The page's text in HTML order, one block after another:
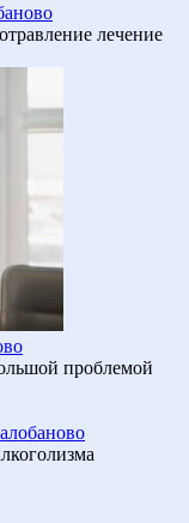
лечение
проблемой